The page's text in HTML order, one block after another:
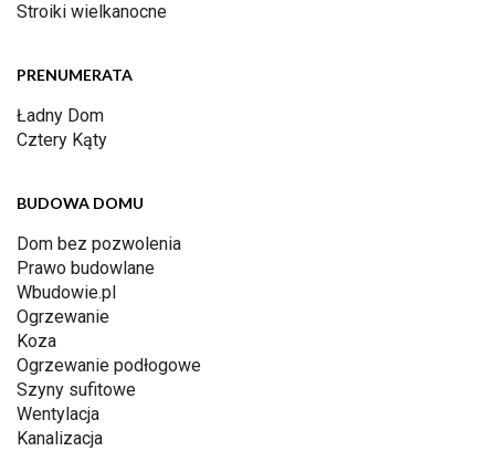
Stroiki wielkanocne
PRENUMERATA
Ładny Dom
Cztery Kąty
BUDOWA DOMU
Dom bez pozwolenia
Prawo budowlane
Wbudowie.pl
Ogrzewanie
Koza
Ogrzewanie podłogowe
Szyny sufitowe
Wentylacja
Kanalizacja